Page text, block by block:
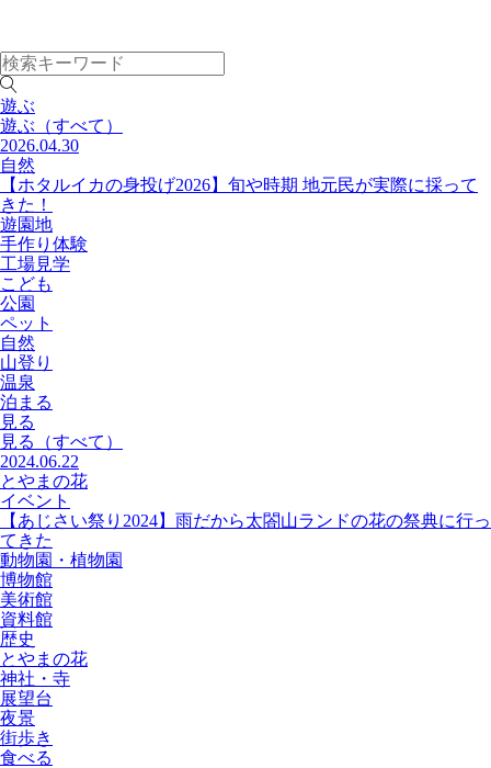
遊ぶ
遊ぶ （すべて）
2026.04.30
自然
【ホタルイカの身投げ2026】旬や時期 地元民が実際に採って
きた！
遊園地
手作り体験
工場見学
こども
公園
ペット
自然
山登り
温泉
泊まる
見る
見る
（すべて）
2024.06.22
とやまの花
イベント
【あじさい祭り2024】雨だから太閤山ランドの花の祭典に行っ
てきた
動物園・植物園
博物館
美術館
資料館
歴史
とやまの花
神社・寺
展望台
夜景
街歩き
食べる